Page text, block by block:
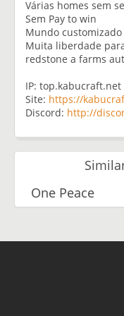
Várias homes sem
Sem Pay to win
Mundo customizado
Muita liberdade
redstone a farms
IP: top.kabucraft.net
Site: https://
Discord: http://
One Peace